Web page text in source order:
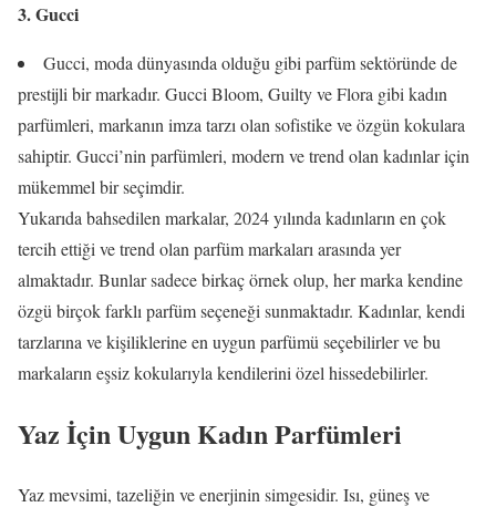
3. Gucci
Gucci, moda dünyasında olduğu gibi parfüm sektöründe de
prestijli bir markadır. Gucci Bloom, Guilty ve Flora gibi kadın
parfümleri, markanın imza tarzı olan sofistike ve özgün kokulara
sahiptir. Gucci’nin parfümleri, modern ve trend olan kadınlar için
mükemmel bir seçimdir.
Yukarıda bahsedilen markalar, 2024 yılında kadınların en çok
tercih ettiği ve trend olan parfüm markaları arasında yer
almaktadır. Bunlar sadece birkaç örnek olup, her marka kendine
özgü birçok farklı parfüm seçeneği sunmaktadır. Kadınlar, kendi
tarzlarına ve kişiliklerine en uygun parfümü seçebilirler ve bu
markaların eşsiz kokularıyla kendilerini özel hissedebilirler.
Yaz İçin Uygun Kadın Parfümleri
Yaz mevsimi, tazeliğin ve enerjinin simgesidir. Isı, güneş ve